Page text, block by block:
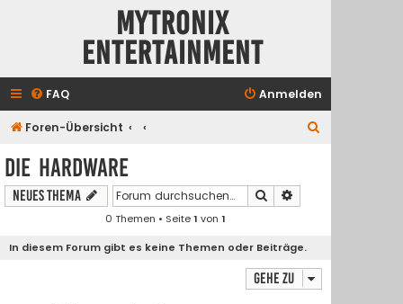
Mytronix
Entertainment
FAQ Anmelden
Foren-Übersicht
Die Hardware
Neues Thema Suche
0 Themen • Seite1 von1
In diesem Forum gibt es keine Themen oder Beiträge.
Gehe zu